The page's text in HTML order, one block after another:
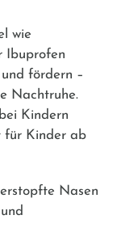
wie
Ibuprofen
fördern –
Nachtruhe.
Kindern
für Kinder ab
Nasen